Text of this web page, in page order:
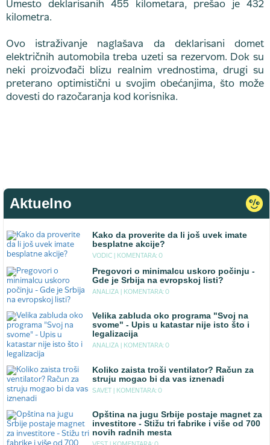
Umesto deklarisanih 455 kilometara, prešao je 432
kilometra.
Ovo istraživanje naglašava da deklarisani domet
električnih automobila treba uzeti sa rezervom. Dok su
neki proizvođači blizu realnim vrednostima, drugi su
preterano optimistični u svojim obećanjima, što može
dovesti do razočaranja kod korisnika.
Aktuelno
Kako da proverite da li još uvek imate
besplatne akcije?
VODIC | KOMENTARA: 0
Pregovori o minimalcu uskoro počinju -
Gde je Srbija na evropskoj listi?
ANALIZA | KOMENTARA: 0
Velika zabluda oko programa "Svoj na
svome" - Upis u katastar nije isto što i
legalizacija
ANALIZA | KOMENTARA: 0
Koliko zaista troši ventilator? Račun za
struju mogao bi da vas iznenadi
SAVET | KOMENTARA: 0
Opština na jugu Srbije postaje magnet za
investitore - Stižu tri fabrike i više od 700
novih radnih mesta